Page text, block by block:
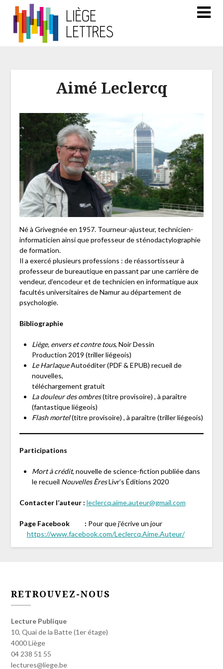
Aimé Leclercq
Né à Grivegnée en 1957. Tourneur-ajusteur, technicien-
informaticien ainsi que professeur de sténodactylographie
de formation.
Il a exercé plusieurs professions : de réassortisseur à
professeur de bureautique en passant par une carrière de
vendeur, d’encodeur et de technicien en informatique aux
facultés universitaires de Namur au département de
psychologie.
Bibliographie
Liège, envers et contre tous, Noir Dessin
Production 2019 (triller liégeois)
Le HarlaqueAutoéditer (PDF & EPUB) recueil de
nouvelles,
téléchargement gratuit
La douleur des ombres(titre provisoire) , à paraître
(fantastique liégeois)
Flash mortel(titre provisoire) , à paraître (triller liégeois)
Participations
Mort à crédit, nouvelle de science-fiction publiée dans
le recueil Nouvelles ÈresLivr’s Éditions 2020
Contacter l’auteur : leclercq.aime.auteur@gmail.com
Page Facebook : Pour que j’écrive un jour
https://www.facebook.com/Leclercq.Aime.Auteur/
RETROUVEZ-NOUS
Lecture Publique
10, Quai de la Batte (1er étage)
4000 Liège
04 238 51 55
lectures@liege.be